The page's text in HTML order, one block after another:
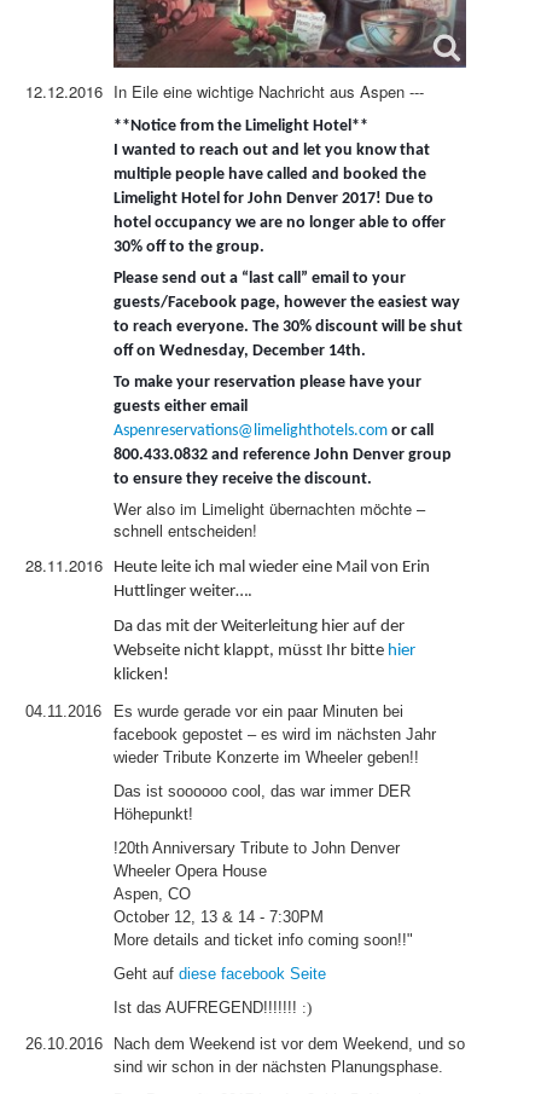
12.12.2016 In Eile eine wichtige Nachricht aus Aspen ---
**Notice from the Limelight Hotel**
I wanted to reach out and let you know that
multiple people have called and booked the
Limelight Hotel for John Denver 2017! Due to
hotel occupancy we are no longer able to offer
30% off to the group.
Please send out a “last call” email to your
guests/Facebook page, however the easiest way
to reach everyone. The 30% discount will be shut
off on Wednesday, December 14th.
To make your reservation please have your
guests either email
Aspenreservations@limelighthotels.com or call
800.433.0832 and reference John Denver group
to ensure they receive the discount.
Wer also im Limelight übernachten möchte –
schnell entscheiden!
28.11.2016
Heute leite ich mal wieder eine Mail von Erin
Huttlinger weiter….
Da das mit der Weiterleitung hier auf der
Webseite nicht klappt, müsst Ihr bitte hier
klicken!
04.11.2016
Es wurde gerade vor ein paar Minuten bei
facebook gepostet – es wird im nächsten Jahr
wieder Tribute Konzerte im Wheeler geben!!
Das ist soooooo cool, das war immer DER
Höhepunkt!
!20th Anniversary Tribute to John Denver
Wheeler Opera House
Aspen, CO
October 12, 13 & 14 - 7:30PM
More details and ticket info coming soon!!"
Geht auf diese facebook Seite
Ist das AUFREGEND!!!!!!! :)
26.10.2016
Nach dem Weekend ist vor dem Weekend, und so
sind wir schon in der nächsten Planungsphase.